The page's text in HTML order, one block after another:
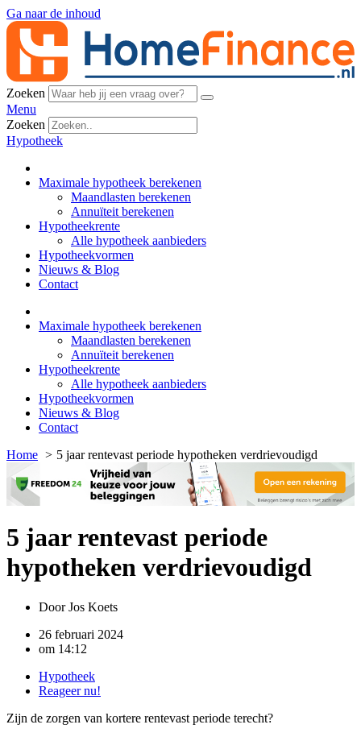
Ga naar de inhoud
Zoeken
Menu
Zoeken
Hypotheek
Maximale hypotheek berekenen
Maandlasten berekenen
Annuïteit berekenen
Hypotheekrente
Alle hypotheek aanbieders
Hypotheekvormen
Nieuws & Blog
Contact
Maximale hypotheek berekenen
Maandlasten berekenen
Annuïteit berekenen
Hypotheekrente
Alle hypotheek aanbieders
Hypotheekvormen
Nieuws & Blog
Contact
Home
5 jaar rentevast periode hypotheken verdrievoudigd
5 jaar rentevast periode
hypotheken verdrievoudigd
DoorJos Koets
26 februari 2024
om 14:12
Hypotheek
Reageer nu!
Zijn de zorgen van kortere rentevast periode terecht?